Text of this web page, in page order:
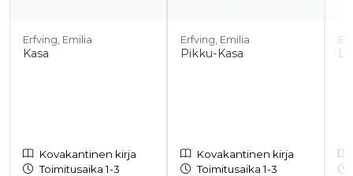
Erfving, Emilia
Kasa
Kovakantinen kirja
Toimitusaika 1-3
Erfving, Emilia
Pikku-Kasa
Kovakantinen kirja
Toimitusaika 1-3